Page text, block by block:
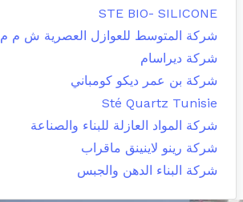
STE BIO- SILICONE
شركة المتوسط للعوازل العصرية ش م م
شركة ديراسام
شركة بن عمر ديكو كومباني
Sté Quartz Tunisie
شركة المواد العازلة للبناء والصناعة
شركة رينو لاينينق ماقراب
شركة البناء الدهن والجبس